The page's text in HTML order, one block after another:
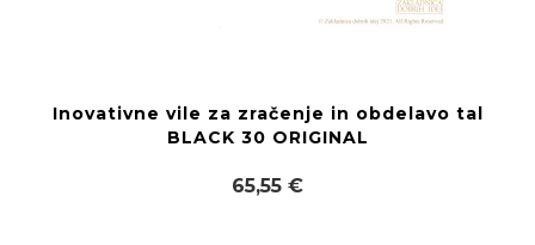
Inovativne vile za zračenje in obdelavo tal
BLACK 30 ORIGINAL
65,55 €